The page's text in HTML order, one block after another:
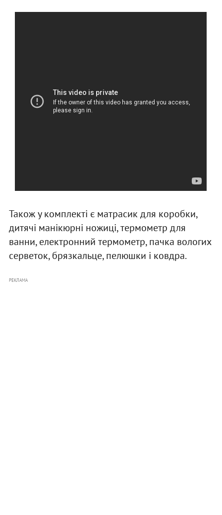
Також у комплекті є матрасик для коробки,
дитячі манікюрні ножиці, термометр для
ванни, електронний термометр, пачка вологих
серветок, брязкальце, пелюшки і ковдра.
РЕКЛАМА